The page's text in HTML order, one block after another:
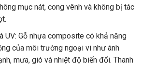
mục nát, cong vênh và không bị tác
UV: Gỗ nhựa composite có khả năng
của môi trường ngoại vi như ánh
mưa, gió và nhiệt độ biến đổi. Thanh